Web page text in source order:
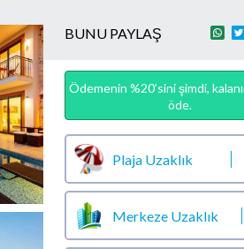
BUNU PAYLAŞ
Ödemenin %20’sini şimdi,
öde.
Plaja Uzaklık
Merkeze Uzaklık